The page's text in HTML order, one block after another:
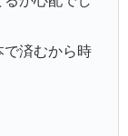
で済むから時